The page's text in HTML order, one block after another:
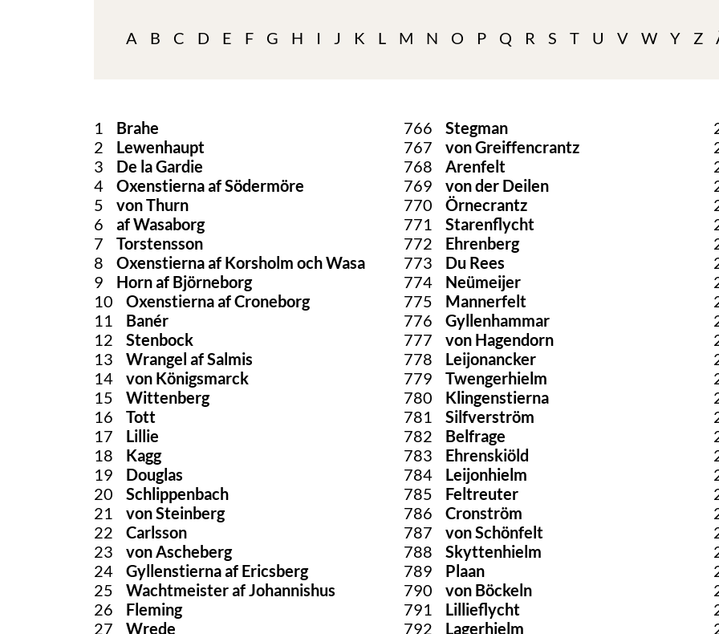
A B C D E F G H I J K L M N O P Q R S T U V W Y Z
1
Brahe
2
Lewenhaupt
3
De la Gardie
4
Oxenstierna af Södermöre
5
von Thurn
6
af Wasaborg
7
Torstensson
8
Oxenstierna af Korsholm och Wasa
9
Horn af Björneborg
10
Oxenstierna af Croneborg
11
Banér
12
Stenbock
13
Wrangel af Salmis
14
von Königsmarck
15
Wittenberg
16
Tott
17
Lillie
18
Kagg
19
Douglas
20
Schlippenbach
21
von Steinberg
22
Carlsson
23
von Ascheberg
24
Gyllenstierna af Ericsberg
25
Wachtmeister af Johannishus
26
Fleming
27
Wrede
766
Stegman
767
von Greiffencrantz
768
Arenfelt
769
von der Deilen
770
Örnecrantz
771
Starenflycht
772
Ehrenberg
773
Du Rees
774
Neümeijer
775
Mannerfelt
776
Gyllenhammar
777
von Hagendorn
778
Leijonancker
779
Twengerhielm
780
Klingenstierna
781
Silfverström
782
Belfrage
783
Ehrenskiöld
784
Leijonhielm
785
Feltreuter
786
Cronström
787
von Schönfelt
788
Skyttenhielm
789
Plaan
790
von Böckeln
791
Lillieflycht
792
Lagerhjelm